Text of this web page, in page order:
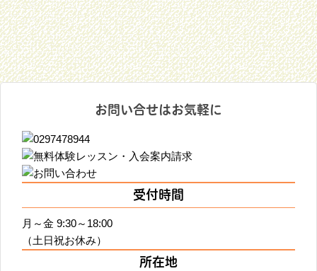
お問い合せはお気軽に
受付時間
月～金 9:30～18:00
（土日祝お休み）
所在地